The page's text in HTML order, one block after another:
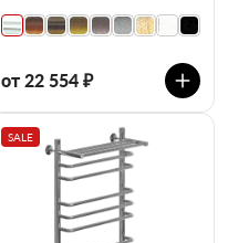
от 22 554 ₽
SALE